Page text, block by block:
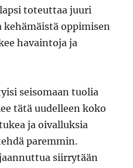
toteuttaa juuri
oppimisen
havaintoja ja
seisomaan tuolia
tätä uudelleen koko
ja oivalluksia
paremmin.
siirrytään